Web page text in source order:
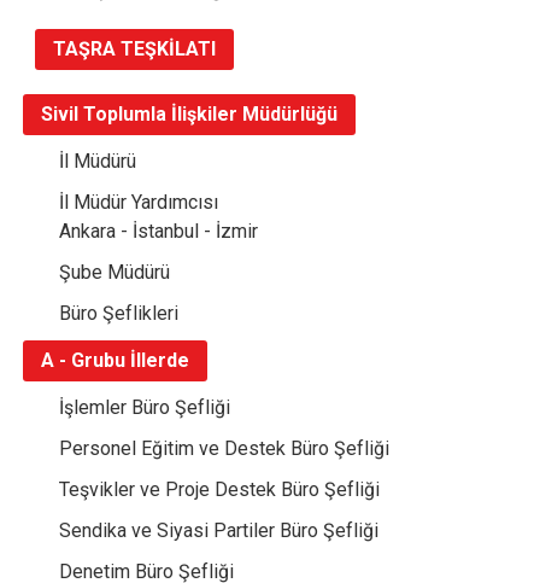
TAŞRA TEŞKİLATI
Sivil Toplumla İlişkiler Müdürlüğü
İl Müdürü
İl Müdür Yardımcısı
Ankara - İstanbul - İzmir
Şube Müdürü
Büro Şeflikleri
A - Grubu İllerde
İşlemler Büro Şefliği
Personel Eğitim ve Destek Büro Şefliği
Teşvikler ve Proje Destek Büro Şefliği
Sendika ve Siyasi Partiler Büro Şefliği
Denetim Büro Şefliği